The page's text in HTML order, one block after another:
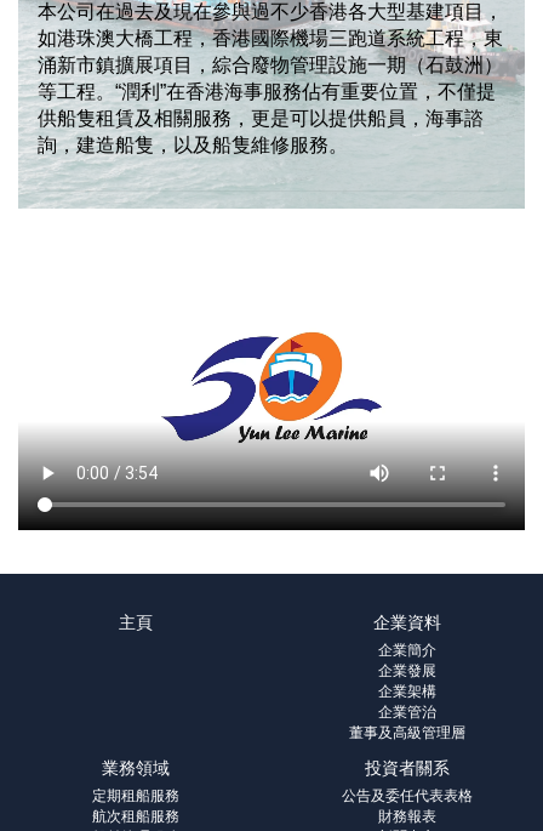
本公司在過去及現在參與過不少香港各大型基建項目，
如港珠澳大橋工程，香港國際機場三跑道系統工程，東
涌新市鎮擴展項目，綜合廢物管理設施一期（石鼓洲）
等工程。“潤利”在香港海事服務佔有重要位置，不僅提
供船隻租賃及相關服務，更是可以提供船員，海事諮
詢，建造船隻，以及船隻維修服務。
主頁 企業資料
企業簡介
企業發展
企業架構
企業管治
董事及高級管理層
業務領域
定期租船服務
航次租船服務
投資者關系
公告及委任代表表格
財務報表